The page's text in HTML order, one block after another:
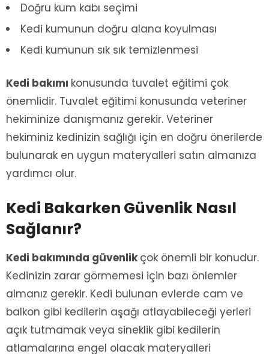
Doğru kum kabı seçimi
Kedi kumunun doğru alana koyulması
Kedi kumunun sık sık temizlenmesi
Kedi bakımı konusunda tuvalet eğitimi çok
önemlidir. Tuvalet eğitimi konusunda veteriner
hekiminize danışmanız gerekir. Veteriner
hekiminiz kedinizin sağlığı için en doğru önerilerde
bulunarak en uygun materyalleri satın almanıza
yardımcı olur.
Kedi Bakarken Güvenlik Nasıl
Sağlanır?
Kedi bakımında güvenlik çok önemli bir konudur.
Kedinizin zarar görmemesi için bazı önlemler
almanız gerekir. Kedi bulunan evlerde cam ve
balkon gibi kedilerin aşağı atlayabileceği yerleri
açık tutmamak veya sineklik gibi kedilerin
atlamalarına engel olacak materyalleri